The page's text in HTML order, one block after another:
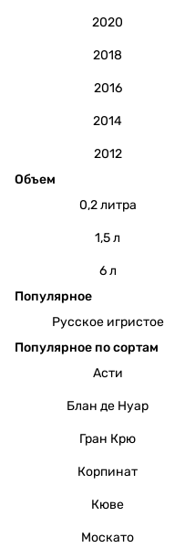
2020
2018
2016
2014
2012
Объем
0,2 литра
1,5 л
6 л
Популярное
Русское игристое
Популярное по сортам
Асти
Блан де Нуар
Гран Крю
Корпинат
Кюве
Москато